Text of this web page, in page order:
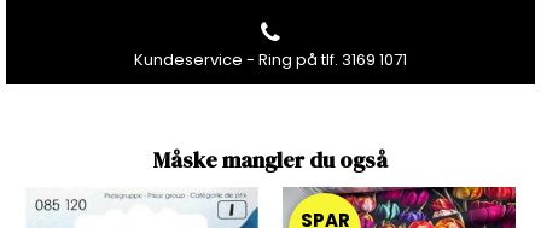
Kundeservice - Ring på tlf. 3169 1071
Måske mangler du også
SPAR